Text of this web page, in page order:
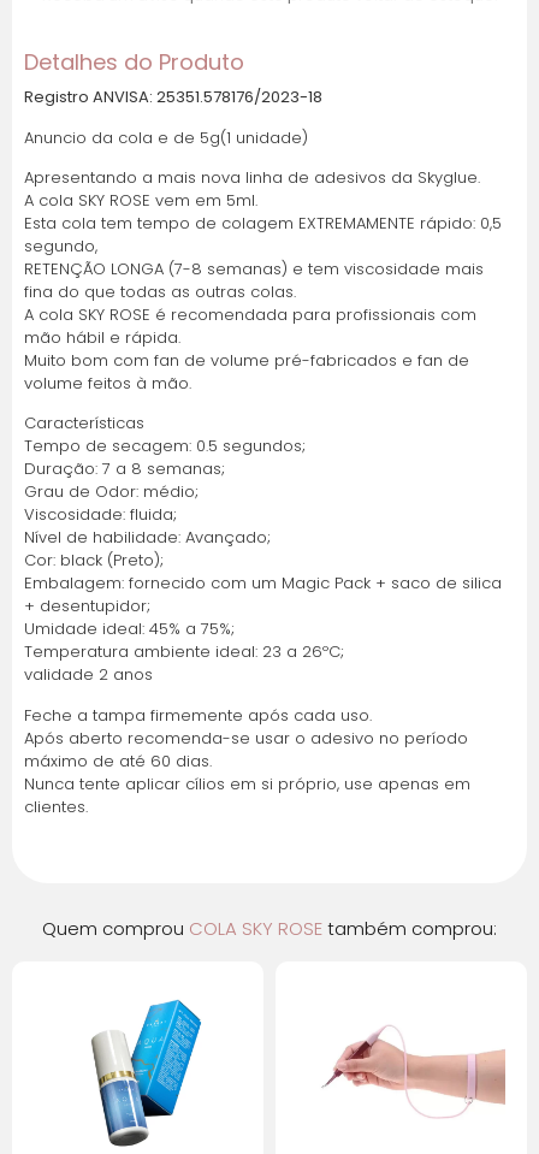
1x de R$ 55,44 sem
juros
2x de R$ 27,72 sem
juros
3x de R$ 18,48 sem
juros
R$ 55,44
4x de R$ 13,86 sem
juros
R$ 55,44
juros
6x de R$ 10,20 com
juros
7x de R$ 8,83 com
juros
8x de R$ 7,81 com
juros
9x de R$ 7,01 com
juros
R$ 63,08
10x de R$ 6,37 com
juros
juros
Detalhes do Produto
Registro ANVISA: 25351.578176/2023-18
Anuncio da cola e de 5g(1 unidade)
Apresentando a mais nova linha de adesivos da Skyglue.
A cola SKY ROSE vem em 5ml.
Esta cola tem tempo de colagem EXTREMAMENTE rápido: 0,5
segundo,
RETENÇÃO LONGA (7-8 semanas) e tem viscosidade mais
fina do que todas as outras colas.
A cola SKY ROSE é recomendada para profissionais com
mão hábil e rápida.
Muito bom com fan de volume pré-fabricados e fan de
volume feitos à mão.
Características
Tempo de secagem: 0.5 segundos;
Duração: 7 a 8 semanas;
Grau de Odor: médio;
Viscosidade: fluida;
Nível de habilidade: Avançado;
Cor: black (Preto);
Embalagem: fornecido com um Magic Pack + saco de silica
+ desentupidor;
Umidade ideal: 45% a 75%;
Temperatura ambiente ideal: 23 a 26ºC;
validade 2 anos
Feche a tampa firmemente após cada uso.
Após aberto recomenda-se usar o adesivo no período
máximo de até 60 dias.
Nunca tente aplicar cílios em si próprio, use apenas em
clientes.
Quem comprou COLA SKY ROSEtambém comprou: